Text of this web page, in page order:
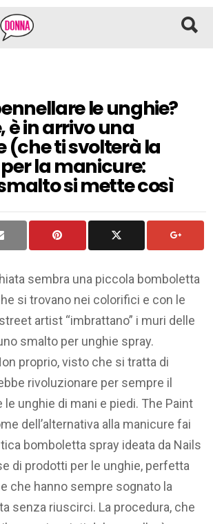
le unghie?
è in arrivo una
(che ti svolterà la
la manicure:
si mette così
sembra una piccola bomboletta
si trovano nei colorifici e con le
artist “imbrattano” i muri delle
smalto per unghie spray.
proprio, visto che si tratta di
rivoluzionare per sempre il
le unghie di mani e piedi. The Paint
dell’alternativa alla manicure fai
bomboletta spray ideata da Nails
di prodotti per le unghie, perfetta
che hanno sempre sognato la
senza riuscirci. La procedura, che